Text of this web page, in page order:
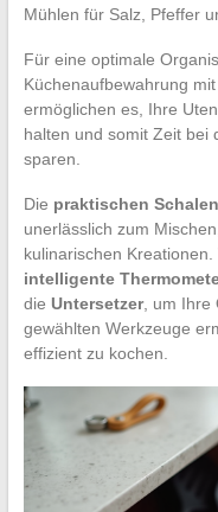
Mühlen für Salz, Pfeffer
Für eine optimale
Küchenaufbewahrung
ermöglichen es, Ihre
halten und somit Zeit bei
sparen.
Die praktischen Schalen
unerlässlich zum
kulinarischen
intelligente
die Untersetzer, um Ihre
gewählten Werkzeuge
effizient zu kochen.